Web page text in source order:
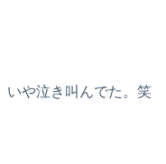
いや泣き叫んでた。笑